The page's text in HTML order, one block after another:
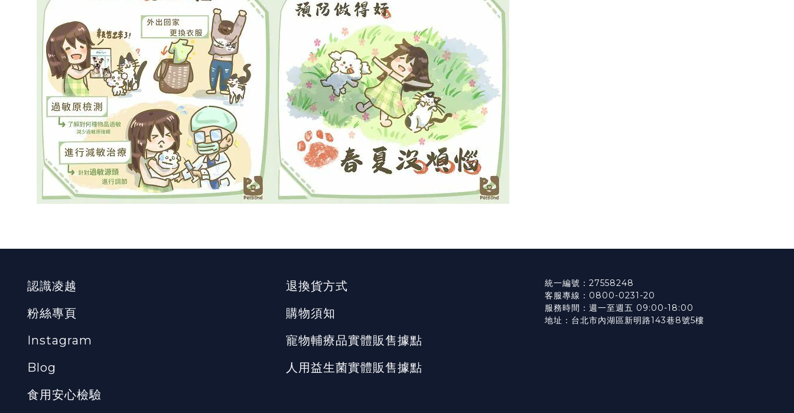
認識凌越
粉絲專頁
Instagram
Blog
食用安心檢驗
退換貨方式
購物須知
寵物輔療品實體販售據點
人用益生菌實體販售據點
統一編號：27558248
客服專線：0800-0231-20
服務時間：週一至週五 09:00-18:00
地址：台北市內湖區新明路143巷8號5樓